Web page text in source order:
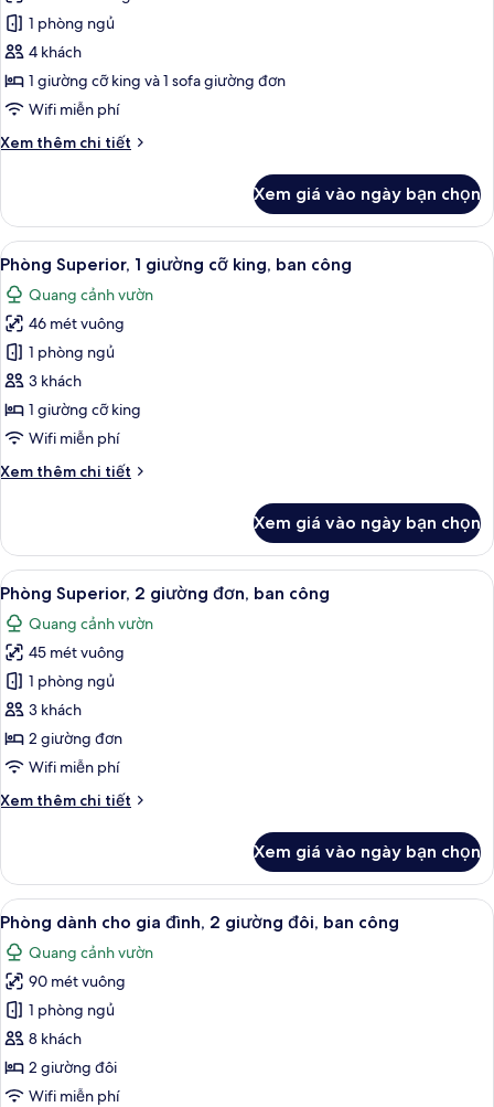
nhiều
giường,
ban
công
ảnh
Phòng
Suite
Club,
1
giường
cỡ
và
sofa
giường,
có
thể
sử
dụng
hồ
bơi
(Club
Millésime
Access)
1 phòng ngủ
4 khách
1 giường cỡ king và 1 sofa giường đơn
Wifi miễn phí
Xem thêm chi tiết
Chi
Phòng
Suite
Club,
giường
cỡ
king
và
sofa
giường,
có
thể
dụng
(Club
Millésime
Access)
Xem giá vào ngày bạn chọn
Xem
tất
cả
ảnh
Phòng
Superior,
1
giường
king,
Phòng Superior, 1 giường cỡ king,
5
Phòng Superior, 1 giường cỡ king, ban công
Quang cảnh vườn
46 mét vuông
1 phòng ngủ
3 khách
1 giường cỡ king
Wifi miễn phí
Xem thêm chi tiết
Chi
Phòng
Superior,
1
giường
cỡ
king,
ban
công
Xem giá vào ngày bạn chọn
Xem
tất
cả
ảnh
Phòng
Superior,
2
giường
ban
Phòng Superior, 2 giường đơn, ban
6
Phòng Superior, 2 giường đơn, ban công
Quang cảnh vườn
45 mét vuông
1 phòng ngủ
3 khách
2 giường đơn
Wifi miễn phí
Xem thêm chi tiết
Chi
Phòng
Superior,
2
giường
đơn,
ban
công
Xem giá vào ngày bạn chọn
Xem
tất
cả
ảnh
Phòng
dành
cho
gia
Bộ đồ giường cao cấp, chăn bông,
8
Phòng dành cho gia đình, 2 giường đôi, ban công
Quang cảnh vườn
90 mét vuông
1 phòng ngủ
8 khách
2 giường đôi
Wifi miễn phí